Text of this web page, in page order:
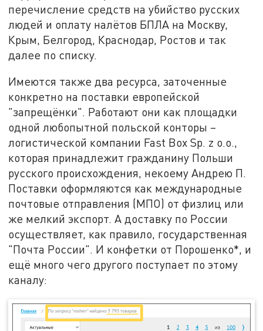
перечисление средств на убийство русских
людей и оплату налётов БПЛА на Москву,
Крым, Белгород, Краснодар, Ростов и так
далее по списку.
Имеются также два ресурса, заточенные
конкретно на поставки европейской
"запрещёнки". Работают они как площадки
одной любопытной польской конторы –
логистической компании Fast Box Sp. z o.o.,
которая принадлежит гражданину Польши
русского происхождения, некоему Андрею П.
Поставки оформляются как международные
почтовые отправления (МПО) от физлиц или
же мелкий экспорт. А доставку по России
осуществляет, как правило, государственная
"Почта России". И конфетки от Порошенко*, и
ещё много чего другого поступает по этому
каналу: